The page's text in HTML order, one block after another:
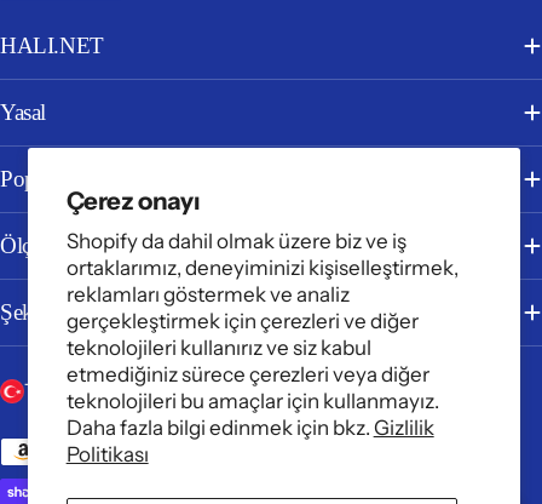
Çerez onayı
Shopify da dahil olmak üzere biz ve iş
ortaklarımız, deneyiminizi kişiselleştirmek,
reklamları göstermek ve analiz
gerçekleştirmek için çerezleri ve diğer
teknolojileri kullanırız ve siz kabul
etmediğiniz sürece çerezleri veya diğer
teknolojileri bu amaçlar için kullanmayız.
Daha fazla bilgi edinmek için bkz. Gizlilik
Politikası
HALI.NET
Yasal
Popüler Kategoriler
Ölçüye Göre
Şekle Göre
Ü
l
k
Türkiye (TRY ₺)
D
i
Türkçe
Ödeme
yöntemleri